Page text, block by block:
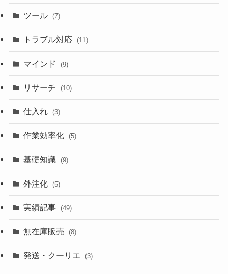
ツール (7)
トラブル対応 (11)
マインド (9)
リサーチ (10)
仕入れ (3)
作業効率化 (5)
基礎知識 (9)
外注化 (5)
実績記事 (49)
無在庫販売 (8)
発送・クーリエ (3)